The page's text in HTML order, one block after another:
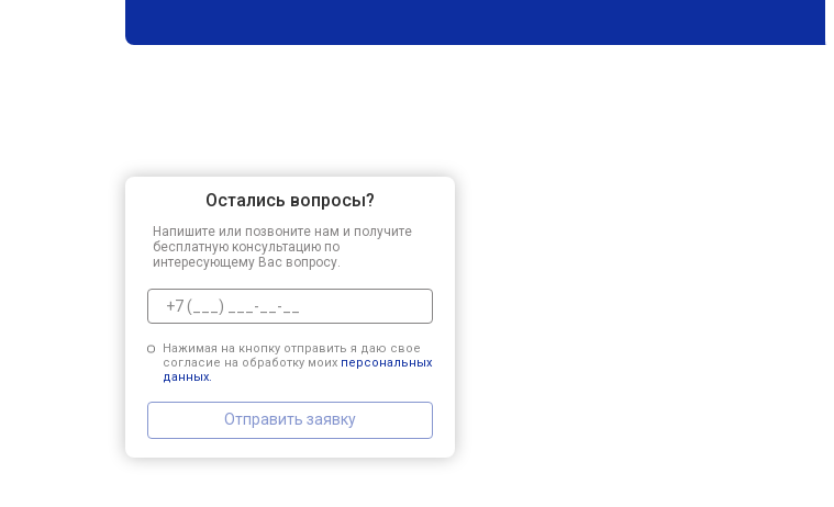
Остались вопросы?
Напишите или позвоните нам и получите
бесплатную консультацию по
интересующему Вас вопросу.
Нажимая на кнопку отправить я даю свое
согласие на обработку моих персональных
данных.
Отправить заявку